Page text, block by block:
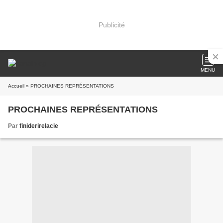
Publicité
MENU
Accueil » PROCHAINES REPRÉSENTATIONS
PROCHAINES REPRÉSENTATIONS
Par finiderirelacie